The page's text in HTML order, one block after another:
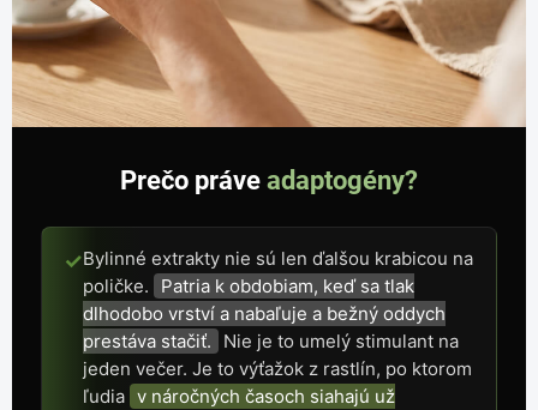
Prečo práve adaptogény?
✓Bylinné extrakty nie sú len ďalšou krabicou na
poličke.
Patria k obdobiam, keď sa tlak
dlhodobo vrství a nabaľuje a bežný oddych
prestáva stačiť.
Nie je to umelý stimulant na
jeden večer. Je to výťažok z rastlín, po ktorom
ľudia v náročných časoch siahajú už